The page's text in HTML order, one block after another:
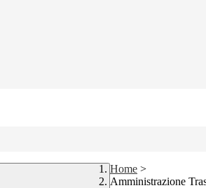
Home >
Amministrazione